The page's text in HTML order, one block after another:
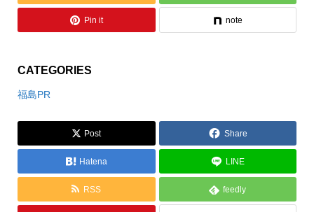
Pin it note
CATEGORIES
福島PR
Post Share
Hatena LINE
RSS feedly